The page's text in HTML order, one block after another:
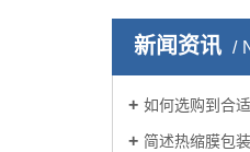
新闻资讯
如何选购到合
简述热缩膜包